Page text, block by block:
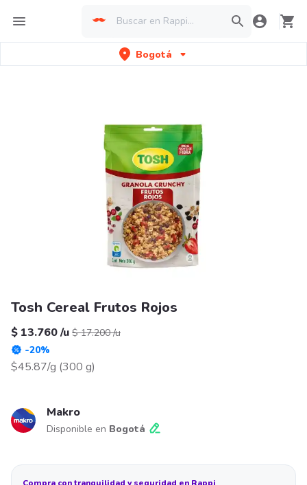
Bogotá
Tosh Cereal Frutos Rojos
$ 13.760/u $ 17.200/u
-20%
$45.87/g (300 g)
Makro
Disponible en Bogotá